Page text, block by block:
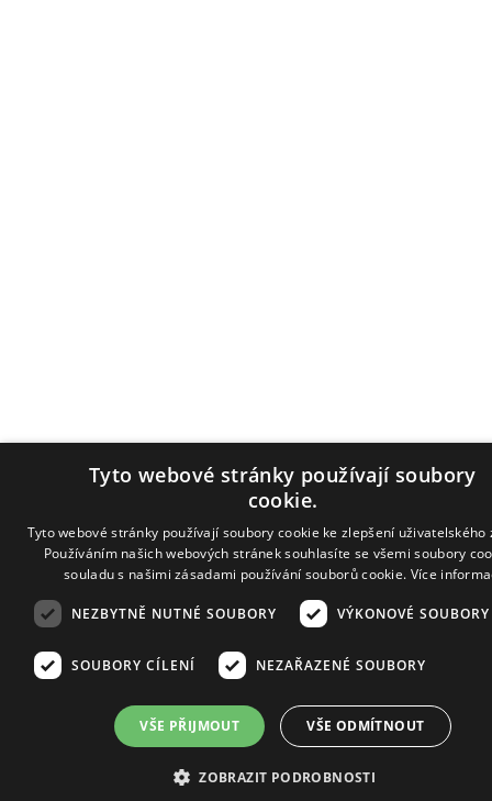
Tyto webové stránky používají soubory
cookie.
Tyto webové stránky používají soubory cookie ke zlepšení uživatelského
Používáním našich webových stránek souhlasíte se všemi soubory
souladu s našimi zásadami používání souborů cookie. Více
NEZBYTNĚ NUTNÉ SOUBORY VÝKONOVÉ SOUBORY
SOUBORY CÍLENÍ NEZAŘAZENÉ SOUBORY
VŠE PŘIJMOUT VŠE ODMÍTNOUT
ZOBRAZIT PODROBNOSTI